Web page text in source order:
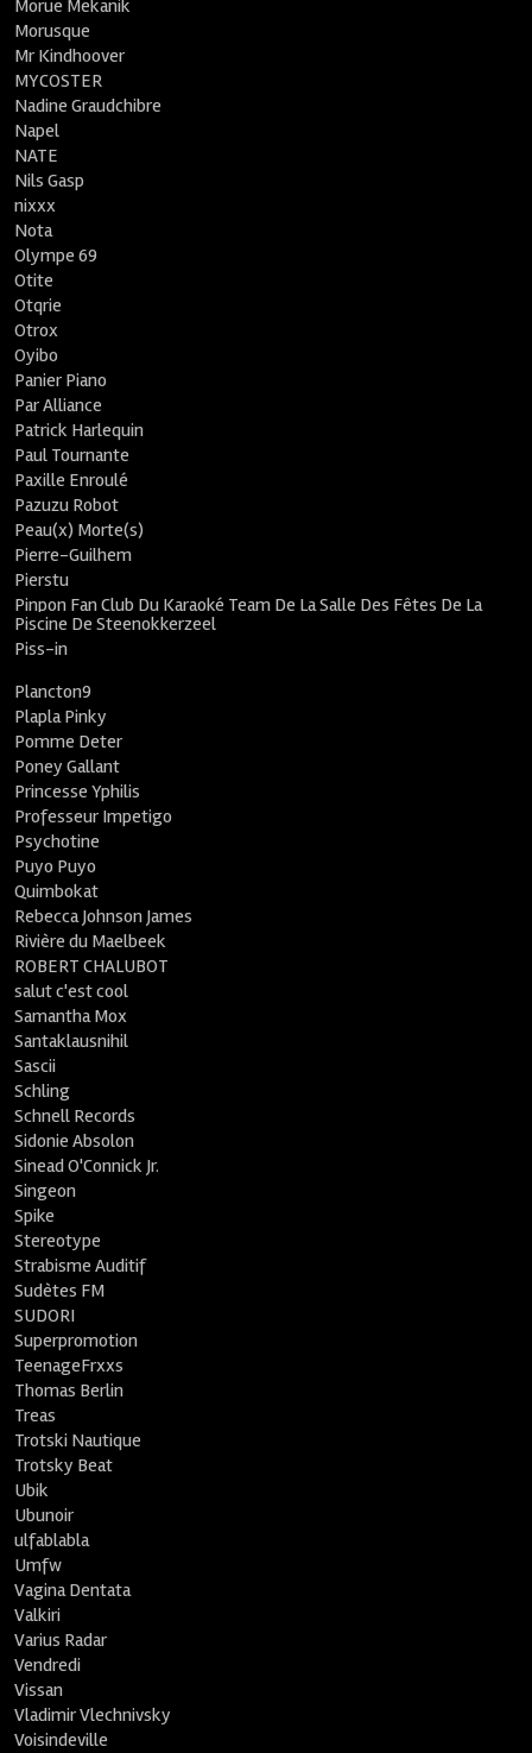
Morue Mekanik
Morusque
Mr Kindhoover
MYCOSTER
Nadine Graudchibre
Napel
NATE
Nils Gasp
nixxx
Nota
Olympe 69
Otite
Otqrie
Otrox
Oyibo
Panier Piano
Par Alliance
Patrick Harlequin
Paul Tournante
Paxille Enroulé
Pazuzu Robot
Peau(x) Morte(s)
Pierre-Guilhem
Pierstu
Pinpon Fan Club Du Karaoké Team De La Salle Des Fêtes De La
Piscine De Steenokkerzeel
Piss-in
Plancton9
Plapla Pinky
Pomme Deter
Poney Gallant
Princesse Yphilis
Professeur Impetigo
Psychotine
Puyo Puyo
Quimbokat
Rebecca Johnson James
Rivière du Maelbeek
ROBERT CHALUBOT
salut c'est cool
Samantha Mox
Santaklausnihil
Sascii
Schling
Schnell Records
Sidonie Absolon
Sinead O'Connick Jr.
Singeon
Spike
Stereotype
Strabisme Auditif
Sudètes FM
SUDORI
Superpromotion
TeenageFrxxs
Thomas Berlin
Treas
Trotski Nautique
Trotsky Beat
Ubik
Ubunoir
ulfablabla
Umfw
Vagina Dentata
Valkiri
Varius Radar
Vendredi
Vissan
Vladimir Vlechnivsky
Voisindeville